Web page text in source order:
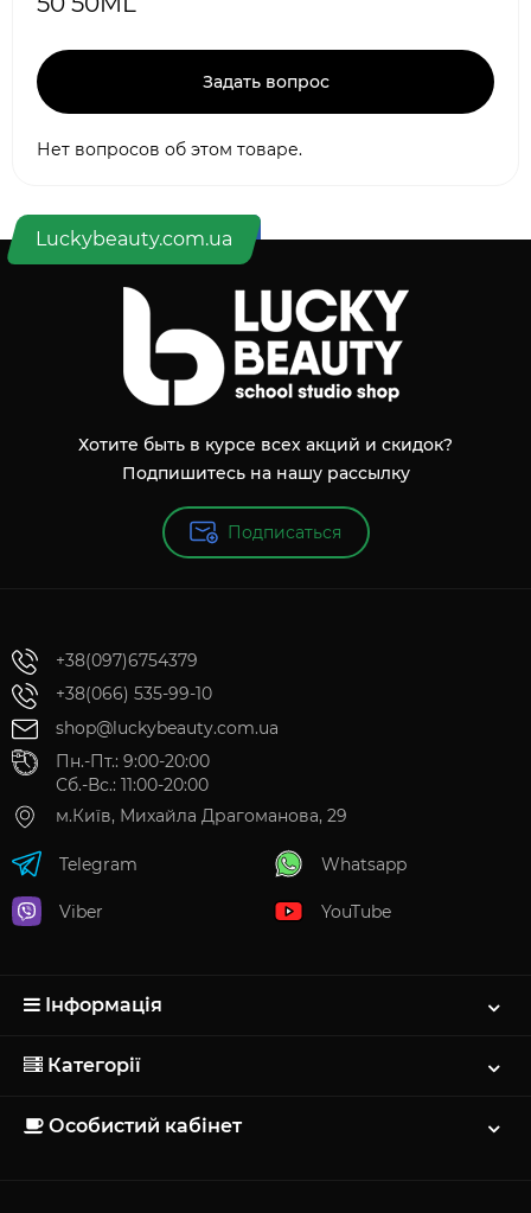
Задать вопрос
Нет вопросов об этом товаре.
Luckybeauty.com.ua
Хотите быть в курсе всех акций и скидок?
Подпишитесь на нашу рассылку
Подписаться
+38(097)6754379
+38(066) 535-99-10
shop@luckybeauty.com.ua
Пн.-Пт.: 9:00-20:00
Сб.-Вс.: 11:00-20:00
м.Київ, Михайла Драгоманова, 29
Telegram
Viber
Whatsapp
YouTube
Інформація
Категорії
Особистий кабінет